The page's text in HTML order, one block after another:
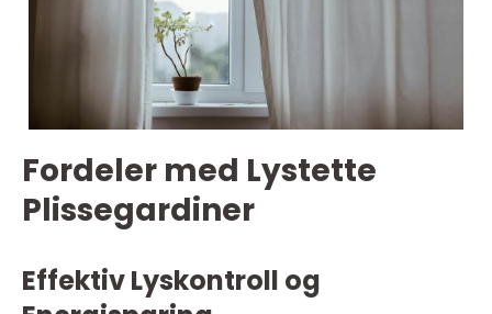
Fordeler med Lystette
Plissegardiner
Effektiv Lyskontroll og